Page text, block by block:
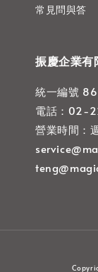
常見問與答
振慶企業有
統一編號
電話：02-
營業時間：